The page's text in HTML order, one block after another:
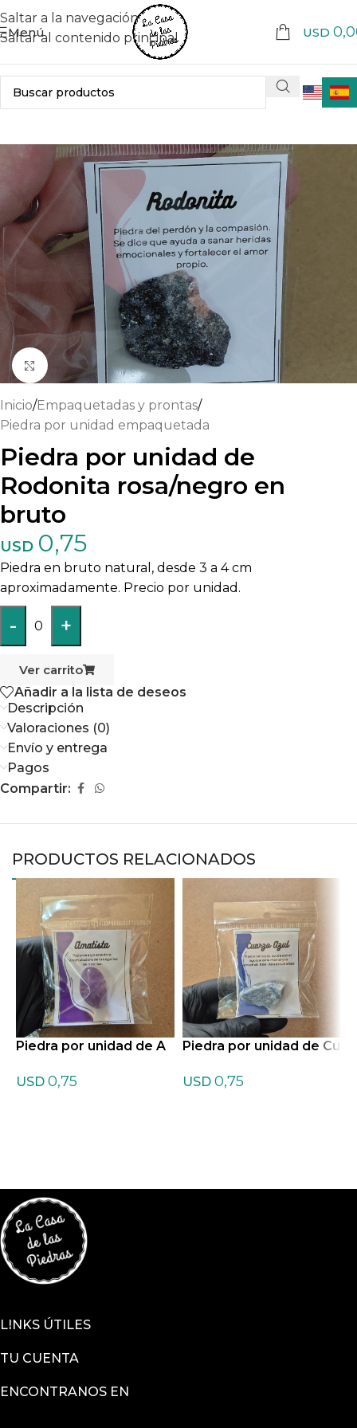
Saltar a la navegación
Saltar al contenido principal
Menú USD
Haga clic para ampliar
Inicio/Empaquetadas y prontas/
Piedra por unidad empaquetada
Piedra por unidad de
Rodonita rosa/negro en
bruto
USD 0,75
Piedra en bruto natural, desde 3 a 4 cm
aproximadamente. Precio por unidad.
- 0 +
Ver carrito
Añadir a la lista de deseos
Descripción
Valoraciones (0)
Envío y entrega
Pagos
Compartir:
PRODUCTOS RELACIONADOS
Piedra por unidad de A
USD 0,75
Piedra por unidad de Cu
USD 0,75
LINKS ÚTILES
TU CUENTA
ENCONTRANOS EN